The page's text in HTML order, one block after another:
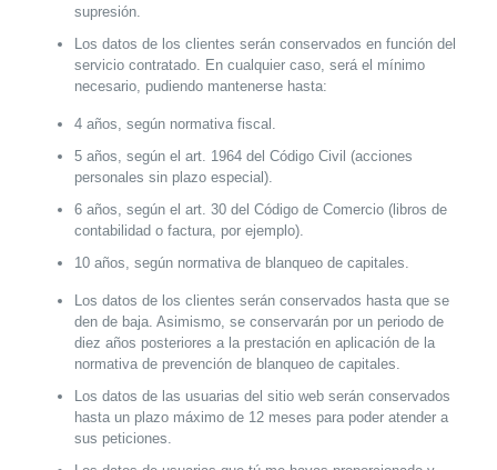
supresión.
Los datos de los clientes serán conservados en función del
servicio contratado. En cualquier caso, será el mínimo
necesario, pudiendo mantenerse hasta:
4 años, según normativa fiscal.
5 años, según el art. 1964 del Código Civil (acciones
personales sin plazo especial).
6 años, según el art. 30 del Código de Comercio (libros de
contabilidad o factura, por ejemplo).
10 años, según normativa de blanqueo de capitales.
Los datos de los clientes serán conservados hasta que se
den de baja. Asimismo, se conservarán por un periodo de
diez años posteriores a la prestación en aplicación de la
normativa de prevención de blanqueo de capitales.
Los datos de las usuarias del sitio web serán conservados
hasta un plazo máximo de 12 meses para poder atender a
sus peticiones.